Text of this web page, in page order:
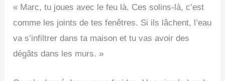
« Marc, tu joues avec le feu là. Ces solins-là, c’est
comme les joints de tes fenêtres. Si ils lâchent, l’eau
va s’infiltrer dans ta maison et tu vas avoir des
dégâts dans les murs. »